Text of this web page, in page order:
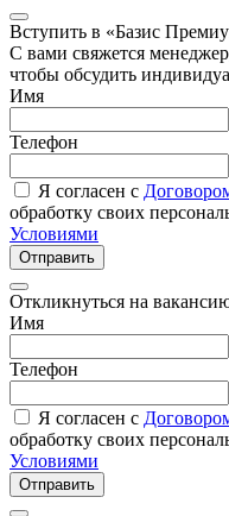
Вступить в «Базис
С вами свяжется
чтобы обсудить
Имя
Телефон
Я согласен с
обработку своих
Условиями
Отправить
Откликнуться на
Имя
Телефон
Я согласен с
обработку своих
Условиями
Отправить